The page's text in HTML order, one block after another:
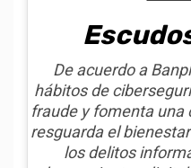
De acuerdo a
hábitos de
fraude y fomenta una
resguarda el
los delitos